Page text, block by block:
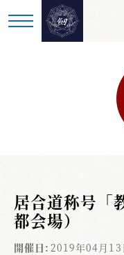
居合道称号「
都会場）
開催日: 2019年04月13